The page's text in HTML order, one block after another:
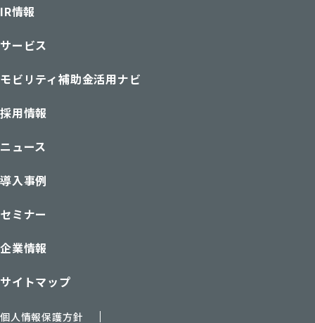
IR情報
サービス
モビリティ補助金活用ナビ
採用情報
ニュース
導入事例
セミナー
企業情報
サイトマップ
個人情報保護方針